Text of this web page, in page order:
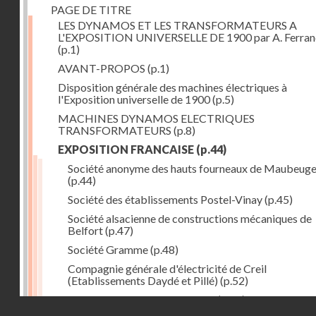
PAGE DE TITRE
LES DYNAMOS ET LES TRANSFORMATEURS A
L'EXPOSITION UNIVERSELLE DE 1900 par A.
(p.1)
AVANT-PROPOS (p.1)
Disposition générale des machines électriques à
l'Exposition universelle de 1900(p.5)
MACHINES DYNAMOS ELECTRIQUES
TRANSFORMATEURS (p.8)
EXPOSITION FRANCAISE (p.44)
Société anonyme des hauts fourneaux de Maubeuge
(p.44)
Société des établissements Postel-Vinay(p.45)
Société alsacienne de constructions mécaniques de
Belfort(p.47)
Société Gramme(p.48)
Compagnie générale d'électricité de Creil
(Etablissements Daydé et Pillé) (p.52)
Compagnie générale de Nancy(p.52)